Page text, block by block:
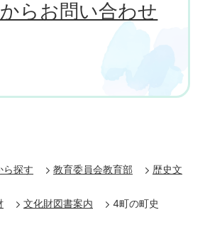
らお問い合わせ
ら探す 教育委員会教育部 歴史文
文化財図書案内 4町の町史